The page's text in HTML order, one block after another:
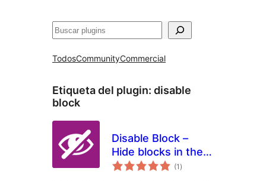
Buscar
TodosCommunityCommercial
Etiqueta del plugin: disable
block
Disable Block –
Hide blocks in the
frontend
(1 total
de
)